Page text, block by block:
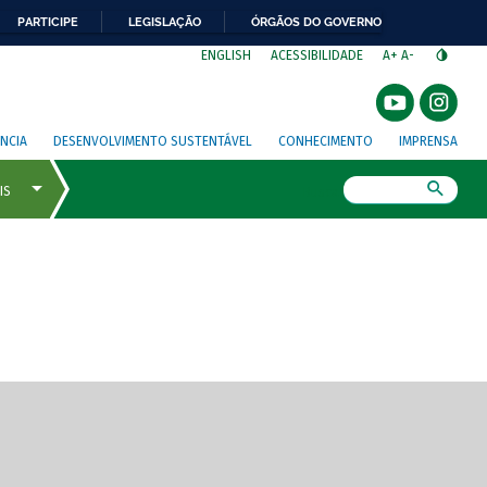
PARTICIPE LEGISLAÇÃO ÓRGÃOS DO GOVERNO
ENGLISH ACESSIBILIDADE A+ A-
DESENVOLVIMENTO SUSTENTÁVEL CONHECIMENTO IMPRENSA
de tela